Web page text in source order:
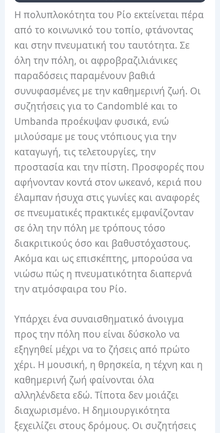
Η πολυπλοκότητα του Ρίο εκτείνεται πέρα
​​από το κοινωνικό του τοπίο, φτάνοντας
και στην πνευματική του ταυτότητα. Σε
όλη την πόλη, οι αφροβραζιλιάνικες
παραδόσεις παραμένουν βαθιά
συνυφασμένες με την καθημερινή ζωή. Οι
συζητήσεις για το Candomblé και το
Umbanda προέκυψαν φυσικά, ενώ
μιλούσαμε με τους ντόπιους για την
καταγωγή, τις τελετουργίες, την
προστασία και την πίστη. Προσφορές που
αφήνονταν κοντά στον ωκεανό, κεριά που
έλαμπαν ήσυχα στις γωνίες και αναφορές
σε πνευματικές πρακτικές εμφανίζονταν
σε όλη την πόλη με τρόπους τόσο
διακριτικούς όσο και βαθυστόχαστους.
Ακόμα και ως επισκέπτης, μπορούσα να
νιώσω πώς η πνευματικότητα διαπερνά
την ατμόσφαιρα του Ρίο.
Υπάρχει ένα συναισθηματικό άνοιγμα
προς την πόλη που είναι δύσκολο να
εξηγηθεί μέχρι να το ζήσεις από πρώτο
χέρι. Η μουσική, η θρησκεία, η τέχνη και η
καθημερινή ζωή φαίνονται όλα
αλληλένδετα εδώ. Τίποτα δεν μοιάζει
διαχωρισμένο. Η δημιουργικότητα
ξεχειλίζει στους δρόμους. Οι συζητήσεις